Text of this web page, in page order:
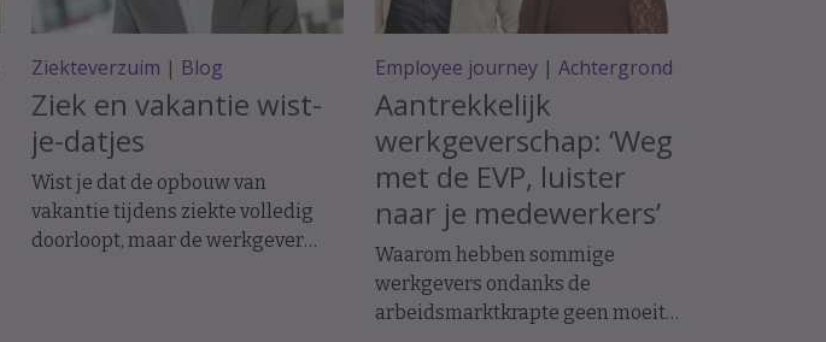
Ziekteverzuim | Blog
Ziek en vakantie wist-
je-datjes
Wist je dat de opbouw van
vakantie tijdens ziekte volledig
doorloopt, maar de werkgever
Employee journey | Achtergrond
Aantrekkelijk
werkgeverschap: ‘Weg
met de EVP, luister
naar je medewerkers’
Waarom hebben sommige
werkgevers ondanks de
arbeidsmarktkrapte geen moeite